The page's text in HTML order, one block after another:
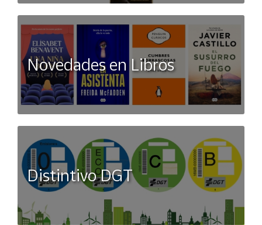
Novedades en Libros
Distintivo DGT